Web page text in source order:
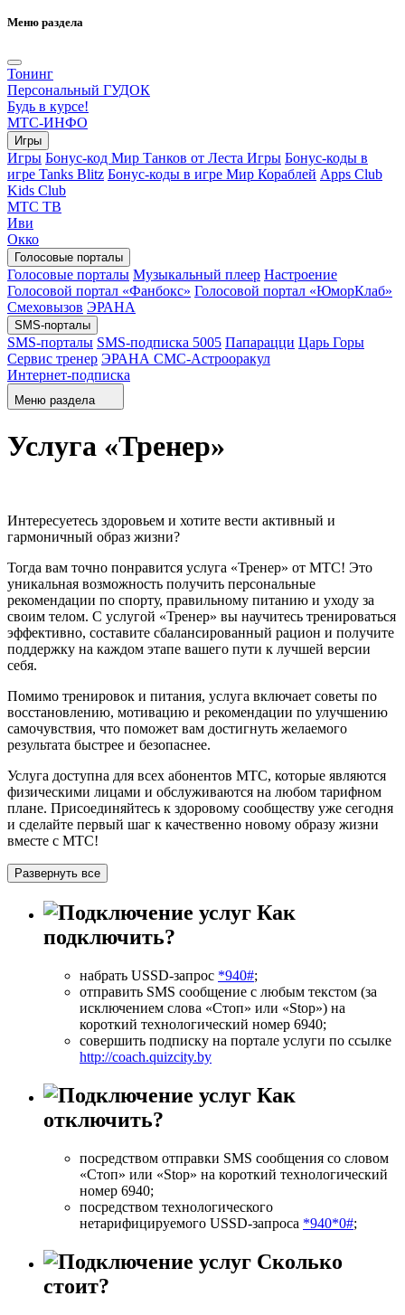
Меню раздела
Тонинг
Персональный ГУДОК
Будь в курсе!
МТС-ИНФО
Игры
Игры Бонус-код Мир Танков от Леста Игры Бонус-коды в
игре Tanks Blitz Бонус-коды в игре Мир Кораблей Apps Club
Kids Club
МТС ТВ
Иви
Окко
Голосовые порталы
Голосовые порталы Музыкальный плеер Настроение
Голосовой портал «Фанбокс» Голосовой портал «ЮморКлаб»
Смеховызов ЭРАНА
SMS-порталы
SMS-порталы SMS-подписка 5005 Папарацци Царь Горы
Сервис тренер ЭРАНА СМС-Астрооракул
Интернет-подписка
Меню раздела
Услуга «Тренер»
Интересуетесь здоровьем и хотите вести активный и
гармоничный образ жизни?
Тогда вам точно понравится услуга «Тренер» от МТС! Это
уникальная возможность получить персональные
рекомендации по спорту, правильному питанию и уходу за
своим телом. С услугой «Тренер» вы научитесь тренироваться
эффективно, составите сбалансированный рацион и получите
поддержку на каждом этапе вашего пути к лучшей версии
себя.
Помимо тренировок и питания, услуга включает советы по
восстановлению, мотивацию и рекомендации по улучшению
самочувствия, что поможет вам достигнуть желаемого
результата быстрее и безопаснее.
Услуга доступна для всех абонентов МТС, которые являются
физическими лицами и обслуживаются на любом тарифном
плане. Присоединяйтесь к здоровому сообществу уже сегодня
и сделайте первый шаг к качественно новому образу жизни
вместе с МТС!
Развернуть все
Как
подключить?
набрать USSD-запрос *940#;
отправить SMS сообщение с любым текстом (за
исключением слова «Стоп» или «Stop») на
короткий технологический номер 6940;
совершить подписку на портале услуги по ссылке
http://coach.quizcity.by
Как
отключить?
посредством отправки SMS сообщения со словом
«Стоп» или «Stop» на короткий технологический
номер 6940;
посредством технологического
нетарифицируемого USSD-запроса *940*0#;
Сколько
стоит?